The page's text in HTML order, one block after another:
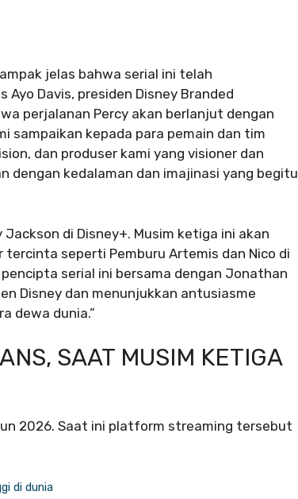
jelas bahwa serial ini telah
Davis, presiden Disney Branded
perjalanan Percy akan berlanjut dengan
sampaikan kepada para pemain dan tim
dan produser kami yang visioner dan
dengan kedalaman dan imajinasi yang begitu
di Disney+. Musim ketiga ini akan
seperti Pemburu Artemis dan Nico di
serial ini bersama dengan Jonathan
Disney dan menunjukkan antusiasme
dewa dunia.”
SAAT MUSIM KETIGA
2026. Saat ini platform streaming tersebut
di dunia